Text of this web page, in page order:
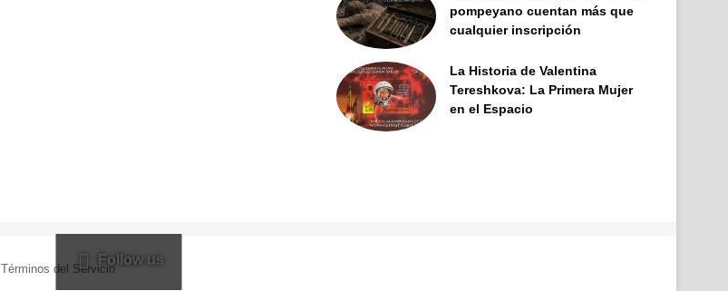
pompeyano cuentan más que
cualquier inscripción
La Historia de Valentina
Tereshkova: La Primera Mujer
en el Espacio
Follow us
Términos del Servicio | Creado por Miguel Ángel Ferreiro